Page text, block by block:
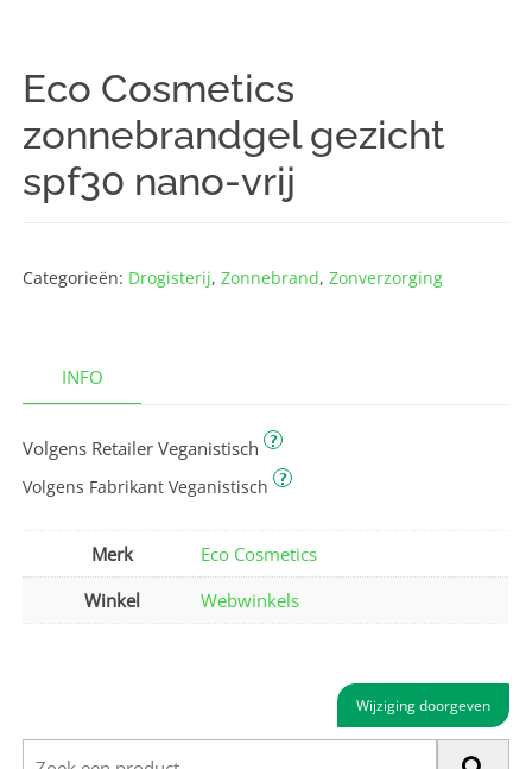
Eco Cosmetics
zonnebrandgel gezicht
spf30 nano-vrij
Categorieën: Drogisterij,Zonnebrand,Zonverzorging
INFO
Volgens Retailer Veganistisch ?
Volgens Fabrikant Veganistisch ?
Merk
Eco Cosmetics
Winkel
Webwinkels
Wijziging doorgeven